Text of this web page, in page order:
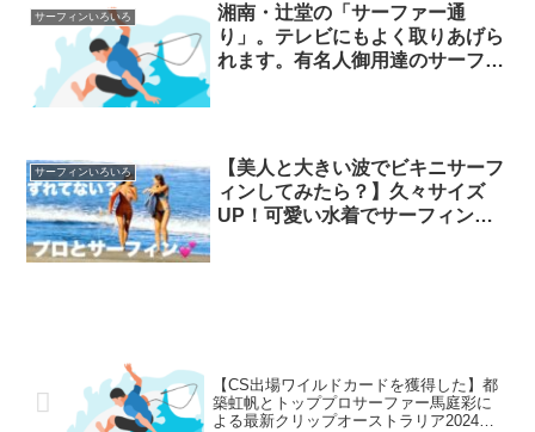
サーフィンいろいろ
湘南・辻堂の「サーファー通
り」。テレビにもよく取りあげら
れます。有名人御用達のサーフシ
サーフィンいろいろ
【美人と大きい波でビキニサーフ
ィンしてみたら？】久々サイズ
UP！可愛い水着でサーフィンし
【CS出場ワイルドカードを獲得した】都
築虹帆とトッププロサーファー馬庭彩に
よる最新クリップオーストラリア2024に